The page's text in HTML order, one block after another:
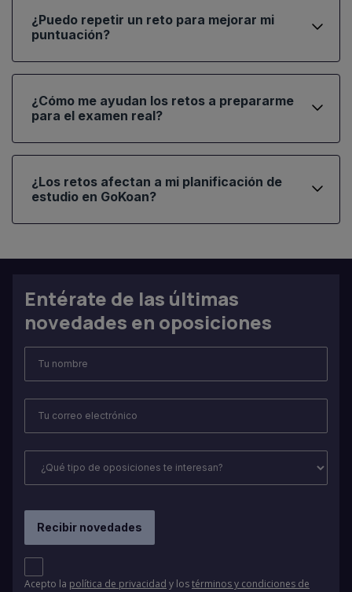
¿Puedo repetir un reto para mejorar mi
puntuación?
¿Cómo me ayudan los retos a prepararme
para el examen real?
¿Los retos afectan a mi planificación de
estudio en GoKoan?
Entérate de las últimas
novedades en oposiciones
Acepto la política de privacidad y lostérminos y condiciones de